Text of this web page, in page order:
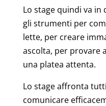
Lo stage quindi va
gli strumenti per
lette, per creare
ascolta, per provare
una platea attenta.
Lo stage affronta
comunicare